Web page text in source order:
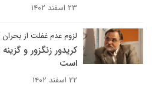
۲۳ اسفند ۱۴۰۲
لزوم عدم غفلت از بحران
کریدور زنگزور و
است
۲۲ اسفند ۱۴۰۲